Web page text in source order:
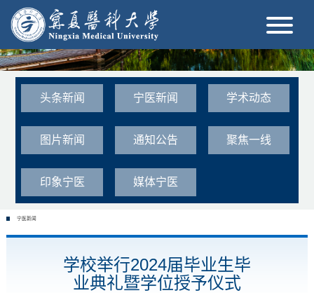
头条新闻 宁医新闻 学术动态
图片新闻 通知公告 聚焦一线
印象宁医 媒体宁医
宁医新闻
学校举行2024届毕业生毕
业典礼暨学位授予仪式